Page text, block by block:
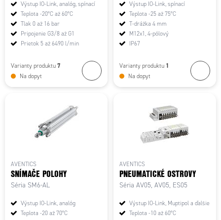
Výstup IO-Link, analóg, spínací
Teplota -20°C až 60°C
Tlak 0 až 16 bar
Pripojenie G3/8 až G1
Prietok 5 až 6490 l/min
Varianty produktu 7
Na dopyt
Výstup IO-Link, spínací
Teplota -25 až 75°C
T-drážka 4 mm
M12x1, 4-pólový
IP67
Varianty produktu 1
Na dopyt
AVENTICS
SNÍMAČE POLOHY
Séria SM6-AL
Výstup IO-Link, analóg
Teplota -20 až 70°C
AVENTICS
PNEUMATICKÉ OSTROVY
Séria AV05, AV05, ES05
Výstup IO-Link, Muptipol a ďalšie
Teplota -10 až 60°C